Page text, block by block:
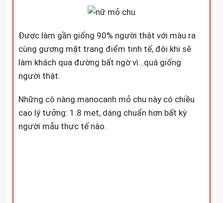
Được làm gần giống 90% người thật với màu ra
cùng gương mặt trang điểm tinh tế, đôi khi sẽ
làm khách qua đường bất ngờ vì…quá giống
người thật.
Những cô nàng manocanh mỏ chu này có chiều
cao lý tưởng: 1.8 met, dáng chuẩn hơn bất kỳ
người mẫu thực tế nào.